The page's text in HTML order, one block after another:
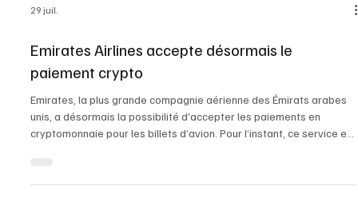
29 juil.
paiement crypto